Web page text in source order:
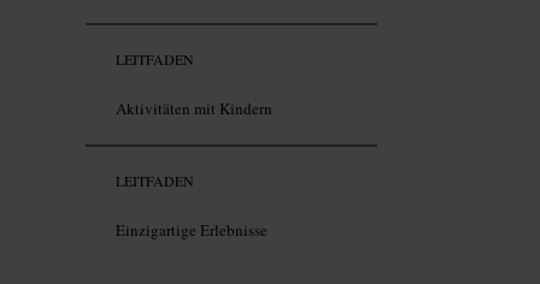
LEITFADEN
Aktivitäten mit Kindern
LEITFADEN
Einzigartige Erlebnisse